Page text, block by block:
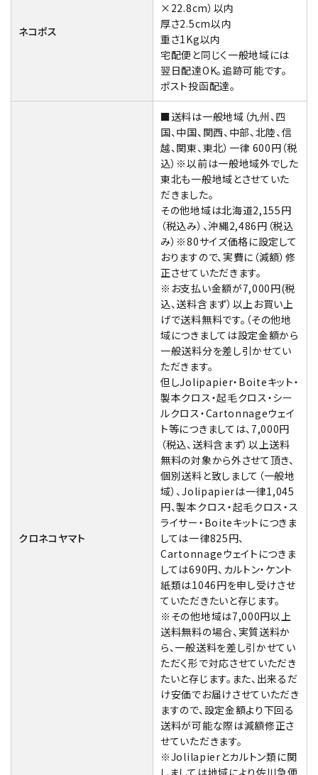
ネコポス
×22.8cm）以内
厚さ2.5cm以内
重さ1Kg以内
宅配便と同じく一般地域には
翌日配達OK。追跡可能です。
ポスト投函配達。
クロネコヤマト
■送料は一般地域（九州、四
国、中国、関西、中部、北陸、信
越、関東、東北）一律 600円（税
込）※以前は一般地域外でした
東北も一般地域とさせていた
だきました。
その他地域は北海道2,155円
（税込み）、沖縄2,486円（税込
み）※80サイズ価格に設定して
おりますので、実費に（減額）修
正させていただきます。
※お支払い金額が7,000円(税
込、送料含まず）以上お買い上
げで送料無料です。（その他地
域につきましては設定金額から
一般送料分を差し引かせてい
ただきます。
但しJolipapier・Boiteキット・
製本クロス・起毛クロス・シー
ルクロス・Cartonnageウェイ
ト等につきましては、7,000円
（税込、送料含まず）以上送料
無料の対象から外させて頂き、
個別送料と致しまして（一般地
域）、Jolipapierは一律1,045
円、製本クロス・起毛クロス・ス
ライサー・Boiteキットにつきま
しては一律825円、
Cartonnageウェイトにつきま
しては690円、カルトン・ケント
紙類は1046円を申し受けさせ
ていただきたいと存じます。
※その他地域は7,000円以上
送料無料の場合、実質送料か
ら、一般送料を差し引かせてい
ただく形で対応させていただき
たいと存じます。また、出来るだ
け安価でお届けさせていただき
ますので、設定金額より下回る
送料が可能な際は減額修正さ
せていただきます。
※Jolilapierとカルトン類に関
しましては地域により佐川急便